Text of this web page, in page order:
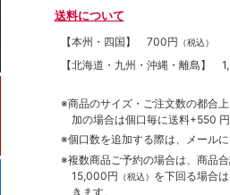
送料について
【本州・四国】 700円 （税込）
【北海道・九州・沖縄・離島】
※商品のサイズ・ご注文数の都合
加の場合は個口毎に送料+550 円
※個口数を追加する際は、メール
※複数商品ご予約の場合は、商品
15,000円 （税込） を下回る場合
きます。